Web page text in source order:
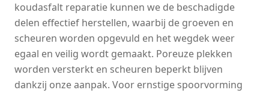
koudasfalt reparatie kunnen we de beschadigde
delen effectief herstellen, waarbij de groeven en
scheuren worden opgevuld en het wegdek weer
egaal en veilig wordt gemaakt. Poreuze plekken
worden versterkt en scheuren beperkt blijven
dankzij onze aanpak. Voor ernstige spoorvorming